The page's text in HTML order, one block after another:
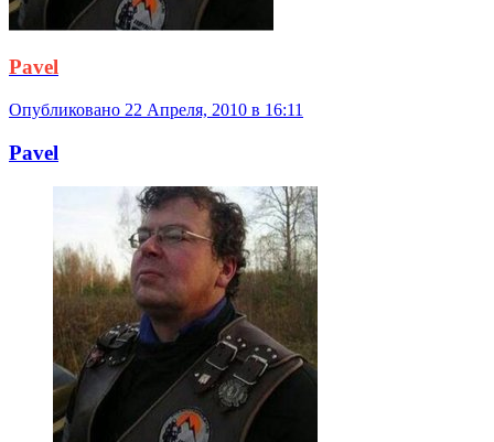
Pavel
Опубликовано 22 Апреля, 2010 в 16:11
Pavel